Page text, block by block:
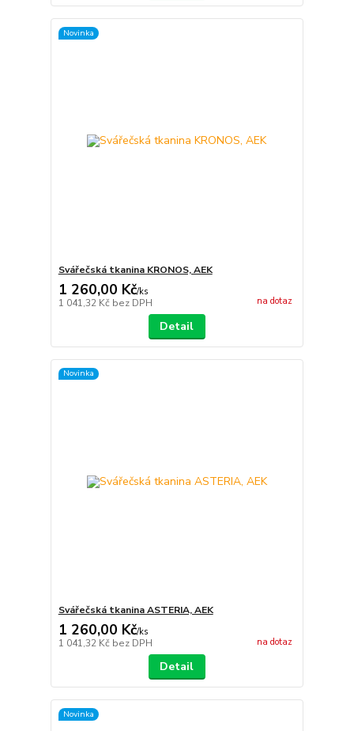
Novinka
Svářečská tkanina KRONOS, AEK
1 260,00 Kč/ks
1 041,32 Kč bez DPH na dotaz
Detail
Novinka
Svářečská tkanina ASTERIA, AEK
1 260,00 Kč/ks
1 041,32 Kč bez DPH na dotaz
Detail
Novinka